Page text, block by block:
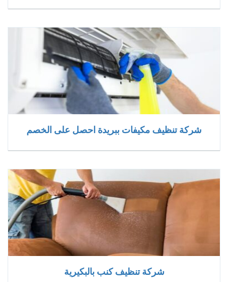
شركة تنظيف مكيفات ببريدة احصل على الخصم
شركة تنظيف كنب بالبكيرية